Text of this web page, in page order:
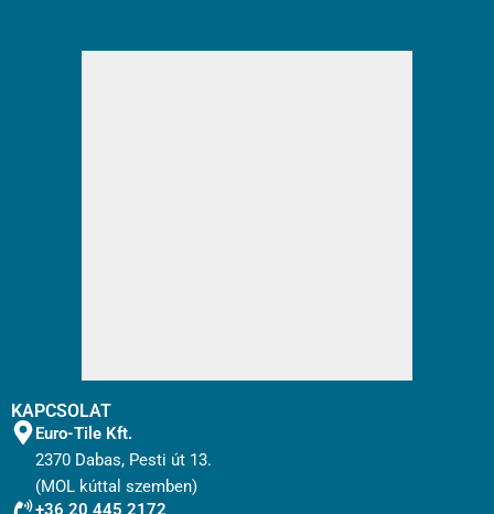
KAPCSOLAT
Euro-Tile Kft.
2370 Dabas, Pesti út 13.
(MOL kúttal szemben)
+36 20 445 2172